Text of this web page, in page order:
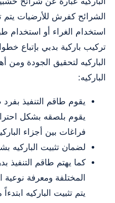
الشرائح كفرش للأرضيات يتم
استخدام الغراء أو استخدام
تركيب باركية بدبي بإتباع
الباركيه لتحقيق الجودة ومن
الباركيه:
يقوم طاقم التنفيذ
يقوم بلصقه بشكل
فراغات بين أجزاء
لضمان تثبيت الباركيه
كما يهتم طاقم
المختلفة ومعرفة نوعية
يتم تثبيت الباركيه